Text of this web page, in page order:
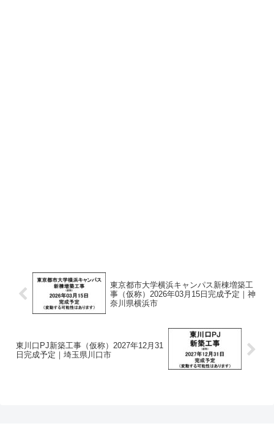
東京都市大学横浜キャンパス新棟増築工
事（仮称）2026年03月15日完成予定｜神
奈川県横浜市
東川口PJ新築工事（仮称）2027年12月31
日完成予定｜埼玉県川口市